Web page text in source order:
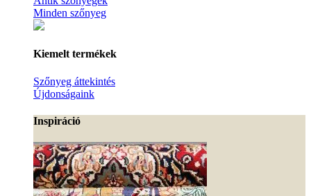
Minden szőnyeg
Kiemelt termékek
Szőnyeg áttekintés
Újdonságaink
Inspiráció